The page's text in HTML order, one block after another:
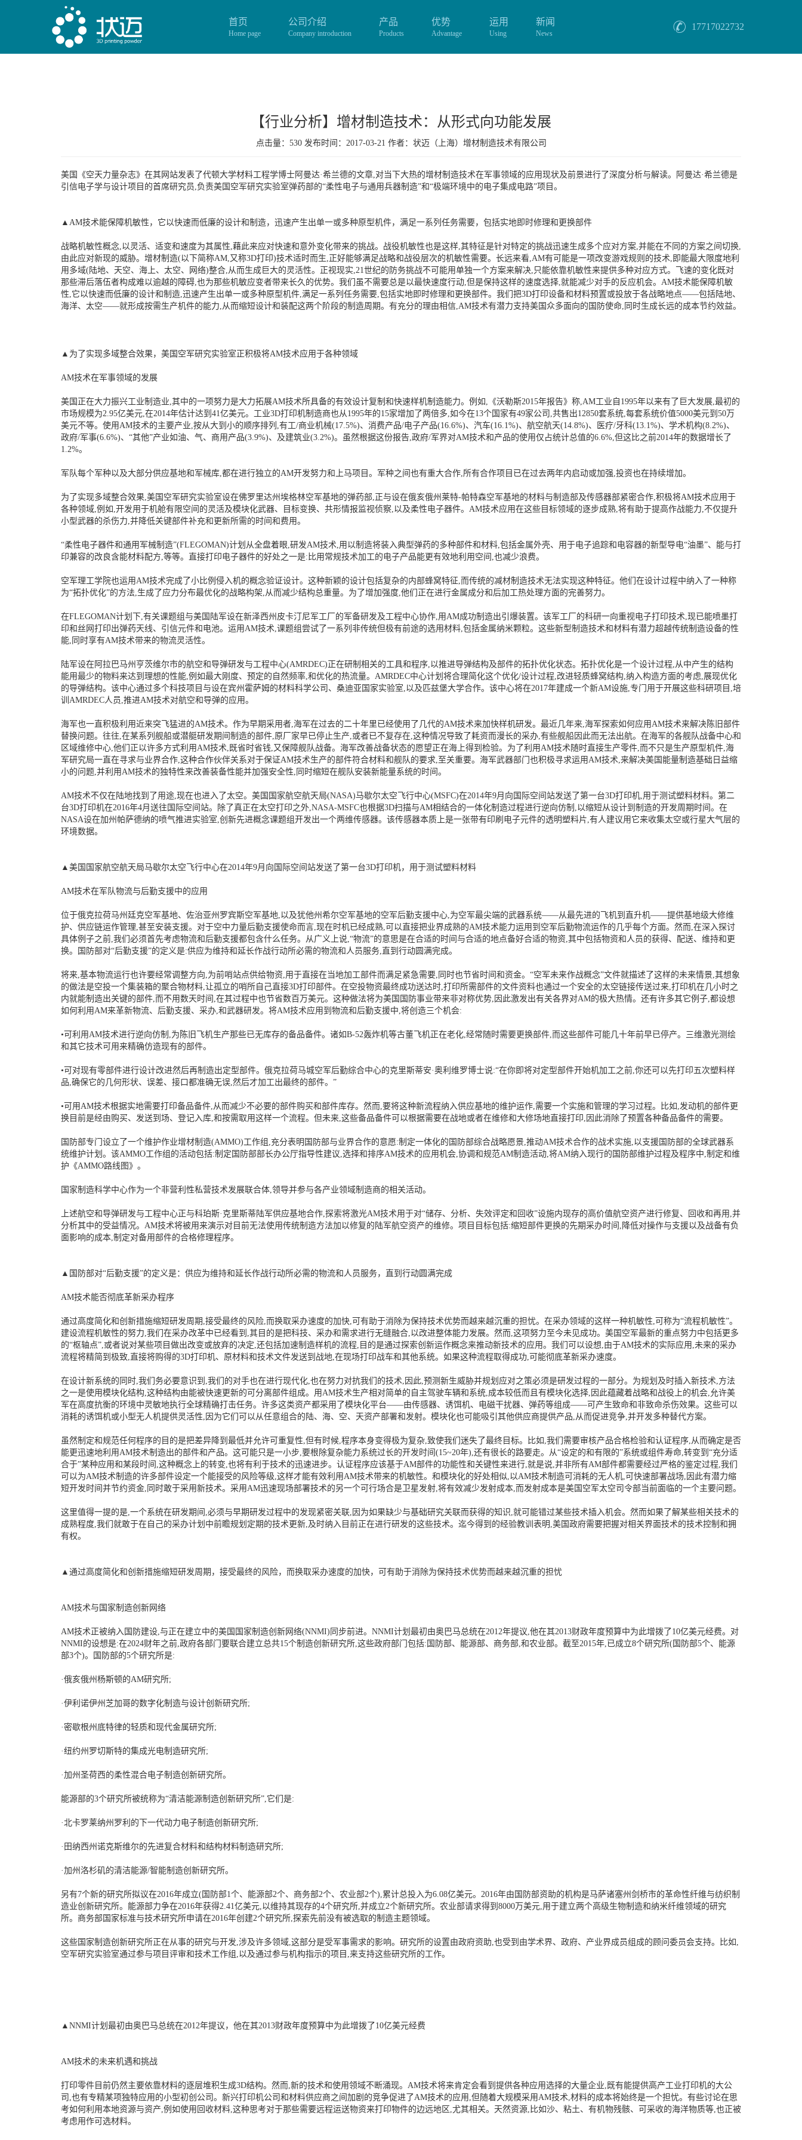
首页
Home page
公司介绍
Company introduction
产品
Products
优势
Advantage
运用
Using
新闻
News
17717022732
【行业分析】增材制造技术：从形式向功能发展
点击量：530 发布时间：2017-03-21 作者： 状迈（上海）增材制造技术有限公司
美国《空天力量杂志》在其网站发表了代顿大学材料工程学博士阿曼达·希兰德的文章,对当下大热的增材制造技术在军事领域的应用现状及前景进行了深度分析与解读。阿曼达·希兰德是
引信电子学与设计项目的首席研究员,负责美国空军研究实验室弹药部的“柔性电子与通用兵器制造”和“极端环境中的电子集成电路”项目。
▲AM技术能保障机敏性，它以快速而低廉的设计和制造，迅速产生出单一或多种原型机件，满足一系列任务需要，包括实地即时修理和更换部件
战略机敏性概念,以灵活、适变和速度为其属性,藉此来应对快速和意外变化带来的挑战。战役机敏性也是这样,其特征是针对特定的挑战迅速生成多个应对方案,并能在不同的方案之间切换,
由此应对新现的威胁。增材制造(以下简称AM,又称3D打印)技术适时而生,正好能够满足战略和战役层次的机敏性需要。长远来看,AM有可能是一项改变游戏规则的技术,即能最大限度地利
用多域(陆地、天空、海上、太空、网络)整合,从而生成巨大的灵活性。正视现实,21世纪的防务挑战不可能用单独一个方案来解决,只能依靠机敏性来提供多种对应方式。飞速的变化既对
那些滞后落伍者构成难以逾越的障碍,也为那些机敏应变者带来长久的优势。我们虽不需要总是以最快速度行动,但是保持这样的速度选择,就能减少对手的反应机会。AM技术能保障机敏
性,它以快速而低廉的设计和制造,迅速产生出单一或多种原型机件,满足一系列任务需要,包括实地即时修理和更换部件。我们把3D打印设备和材料预置或投放于各战略地点——包括陆地、
海洋、太空——就形成按需生产机件的能力,从而缩短设计和装配这两个阶段的制造周期。有充分的理由相信,AM技术有潜力支持美国众多面向的国防使命,同时生成长远的成本节约效益。
▲为了实现多域整合效果，美国空军研究实验室正积极将AM技术应用于各种领域
AM技术在军事领域的发展
美国正在大力振兴工业制造业,其中的一项努力是大力拓展AM技术所具备的有效设计复制和快速样机制造能力。例如,《沃勒斯2015年报告》称,AM工业自1995年以来有了巨大发展,最初的
市场规模为2.95亿美元,在2014年估计达到41亿美元。工业3D打印机制造商也从1995年的15家增加了两倍多,如今在13个国家有49家公司,共售出12850套系统,每套系统价值5000美元到50万
美元不等。使用AM技术的主要产业,按从大到小的顺序排列,有工/商业机械(17.5%)、消费产品/电子产品(16.6%)、汽车(16.1%)、航空航天(14.8%)、医疗/牙科(13.1%)、学术机构(8.2%)、
政府/军事(6.6%)、“其他”产业如油、气、商用产品(3.9%)、及建筑业(3.2%)。虽然根据这份报告,政府/军界对AM技术和产品的使用仅占统计总值的6.6%,但这比之前2014年的数据增长了
1.2%。
军队每个军种以及大部分供应基地和军械库,都在进行独立的AM开发努力和上马项目。军种之间也有重大合作,所有合作项目已在过去两年内启动或加强,投资也在持续增加。
为了实现多域整合效果,美国空军研究实验室设在佛罗里达州埃格林空军基地的弹药部,正与设在俄亥俄州莱特-帕特森空军基地的材料与制造部及传感器部紧密合作,积极将AM技术应用于
各种领域,例如,开发用于机舱有限空间的灵活及模块化武器、目标变换、共形情报监视侦察,以及柔性电子器件。AM技术应用在这些目标领域的逐步成熟,将有助于提高作战能力,不仅提升
小型武器的杀伤力,并降低关键部件补充和更新所需的时间和费用。
“柔性电子器件和通用军械制造”(FLEGOMAN)计划从全盘着眼,研发AM技术,用以制造将装入典型弹药的多种部件和材料,包括金属外壳、用于电子追踪和电容器的新型导电“油墨”、能与打
印兼容的改良含能材料配方,等等。直接打印电子器件的好处之一是:比用常规技术加工的电子产品能更有效地利用空间,也减少浪费。
空军理工学院也运用AM技术完成了小比例侵入机的概念验证设计。这种新颖的设计包括复杂的内部蜂窝特征,而传统的减材制造技术无法实现这种特征。他们在设计过程中纳入了一种称
为“拓扑优化”的方法,生成了应力分布最优化的战略构架,从而减少结构总重量。为了增加强度,他们正在进行金属成分和后加工热处理方面的完善努力。
在FLEGOMAN计划下,有关课题组与美国陆军设在新泽西州皮卡汀尼军工厂的军备研发及工程中心协作,用AM成功制造出引爆装置。该军工厂的科研一向重视电子打印技术,现已能喷墨打
印和丝网打印出弹药天线、引信元件和电池。运用AM技术,课题组尝试了一系列非传统但极有前途的选用材料,包括金属纳米颗粒。这些新型制造技术和材料有潜力超越传统制造设备的性
能,同时享有AM技术带来的物流灵活性。
陆军设在阿拉巴马州亨茨维尔市的航空和导弹研发与工程中心(AMRDEC)正在研制相关的工具和程序,以推进导弹结构及部件的拓扑优化状态。拓扑优化是一个设计过程,从中产生的结构
能用最少的物料来达到理想的性能,例如最大刚度、预定的自然频率,和优化的热流量。AMRDEC中心计划将合理简化这个优化/设计过程,改进轻质蜂窝结构,纳入构造方面的考虑,展现优化
的导弹结构。该中心通过多个科技项目与设在宾州霍萨姆的材料科学公司、桑迪亚国家实验室,以及匹兹堡大学合作。该中心将在2017年建成一个新AM设施,专门用于开展这些科研项目,培
训AMRDEC人员,推进AM技术对航空和导弹的应用。
海军也一直积极利用近来突飞猛进的AM技术。作为早期采用者,海军在过去的二十年里已经使用了几代的AM技术来加快样机研发。最近几年来,海军探索如何应用AM技术来解决陈旧部件
替换问题。往往,在某系列舰船或潜艇研发期间制造的部件,原厂家早已停止生产,或者已不复存在,这种情况导致了耗资而漫长的采办,有些舰船因此而无法出航。在海军的各舰队战备中心和
区域维修中心,他们正以许多方式利用AM技术,既省时省钱,又保障舰队战备。海军改善战备状态的愿望正在海上得到检验。为了利用AM技术随时直接生产零件,而不只是生产原型机件,海
军研究局一直在寻求与业界合作,这种合作伙伴关系对于保证AM技术生产的部件符合材料和舰队的要求,至关重要。海军武器部门也积极寻求运用AM技术,来解决美国能量制造基础日益缩
小的问题,并利用AM技术的独特性来改善装备性能并加强安全性,同时缩短在舰队安装新能量系统的时间。
AM技术不仅在陆地找到了用途,现在也进入了太空。美国国家航空航天局(NASA)马歇尔太空飞行中心(MSFC)在2014年9月向国际空间站发送了第一台3D打印机,用于测试塑料材料。第二
台3D打印机在2016年4月送往国际空间站。除了真正在太空打印之外,NASA-MSFC也根据3D扫描与AM相结合的一体化制造过程进行逆向仿制,以缩短从设计到制造的开发周期时间。在
NASA设在加州帕萨德纳的喷气推进实验室,创新先进概念课题组开发出一个两维传感器。该传感器本质上是一张带有印刷电子元件的透明塑料片,有人建议用它来收集太空或行星大气层的
环境数据。
▲美国国家航空航天局马歇尔太空飞行中心在2014年9月向国际空间站发送了第一台3D打印机，用于测试塑料材料
AM技术在军队物流与后勤支援中的应用
位于俄克拉荷马州廷克空军基地、佐治亚州罗宾斯空军基地,以及犹他州希尔空军基地的空军后勤支援中心,为空军最尖端的武器系统——从最先进的飞机到直升机——提供基地级大修维
护、供应链运作管理,甚至安装支援。对于空中力量后勤支援使命而言,现在时机已经成熟,可以直接把业界成熟的AM技术能力运用到空军后勤物流运作的几乎每个方面。然而,在深入探讨
具体例子之前,我们必须首先考虑物流和后勤支援都包含什么任务。从广义上说,“物流”的意思是在合适的时间与合适的地点备好合适的物资,其中包括物资和人员的获得、配送、维持和更
换。国防部对“后勤支援”的定义是:供应为维持和延长作战行动所必需的物流和人员服务,直到行动圆满完成。
将来,基本物流运行也许要经常调整方向,为前哨站点供给物资,用于直接在当地加工部件而满足紧急需要,同时也节省时间和资金。“空军未来作战概念”文件就描述了这样的未来情景,其想象
的做法是空投一个集装箱的聚合物材料,让孤立的哨所自己直接3D打印部件。在空投物资最终成功送达时,打印所需部件的文件资料也通过一个安全的太空链接传送过来,打印机在几小时之
内就能制造出关键的部件,而不用数天时间,在其过程中也节省数百万美元。这种做法将为美国国防事业带来非对称优势,因此激发出有关各界对AM的极大热情。还有许多其它例子,都设想
如何利用AM来革新物流、后勤支援、采办,和武器研发。将AM技术应用到物流和后勤支援中,将创造三个机会:
•可利用AM技术进行逆向仿制,为陈旧飞机生产那些已无库存的备品备件。诸如B-52轰炸机等古董飞机正在老化,经常随时需要更换部件,而这些部件可能几十年前早已停产。三维激光测绘
和其它技术可用来精确仿造现有的部件。
•可对现有零部件进行设计改进然后再制造出定型部件。俄克拉荷马城空军后勤综合中心的克里斯蒂安·奥利维罗博士说:“在你即将对定型部件开始机加工之前,你还可以先打印五次塑料样
品,确保它的几何形状、误差、接口都准确无误,然后才加工出最终的部件。”
•可用AM技术根据实地需要打印备品备件,从而减少不必要的部件购买和部件库存。然而,要将这种新流程纳入供应基地的维护运作,需要一个实施和管理的学习过程。比如,发动机的部件更
换目前是经由购买、发送到场、登记入库,和按需取用这样一个流程。但未来,这些备品备件可以根据需要在战地或者在维修和大修场地直接打印,因此消除了预置各种备品备件的需要。
国防部专门设立了一个维护作业增材制造(AMMO)工作组,充分表明国防部与业界合作的意愿:制定一体化的国防部综合战略愿景,推动AM技术合作的战术实施,以支援国防部的全球武器系
统维护计划。该AMMO工作组的活动包括:制定国防部部长办公厅指导性建议,选择和排序AM技术的应用机会,协调和规范AM制造活动,将AM纳入现行的国防部维护过程及程序中,制定和维
护《AMMO路线图》。
国家制造科学中心作为一个非营利性私营技术发展联合体,领导并参与各产业领域制造商的相关活动。
上述航空和导弹研发与工程中心正与科珀斯·克里斯蒂陆军供应基地合作,探索将激光AM技术用于对“储存、分析、失效评定和回收”设施内现存的高价值航空资产进行修复、回收和再用,并
分析其中的受益情况。AM技术将被用来演示对目前无法使用传统制造方法加以修复的陆军航空资产的维修。项目目标包括:缩短部件更换的先期采办时间,降低对操作与支援以及战备有负
面影响的成本,制定对备用部件的合格修理程序。
▲国防部对“后勤支援”的定义是：供应为维持和延长作战行动所必需的物流和人员服务，直到行动圆满完成
AM技术能否彻底革新采办程序
通过高度简化和创新措施缩短研发周期,接受最终的风险,而换取采办速度的加快,可有助于消除为保持技术优势而越来越沉重的担忧。在采办领域的这样一种机敏性,可称为“流程机敏性”。
建设流程机敏性的努力,我们在采办改革中已经看到,其目的是把科技、采办和需求进行无缝融合,以改进整体能力发展。然而,这项努力至今未见成功。美国空军最新的重点努力中包括更多
的“枢轴点”,或者说对某些项目做出改变或放弃的决定,还包括加速制造样机的流程,目的是通过探索创新运作概念来推动新技术的应用。我们可以设想,由于AM技术的实际应用,未来的采办
流程将精简到极致,直接将购得的3D打印机、原材料和技术文件发送到战地,在现场打印战车和其他系统。如果这种流程取得成功,可能彻底革新采办速度。
在设计新系统的同时,我们务必要意识到,我们的对手也在进行现代化,也在努力对抗我们的技术,因此,预测新生威胁并规划应对之策必须是研发过程的一部分。为规划及时插入新技术,方法
之一是使用模块化结构,这种结构由能被快速更新的可分离部件组成。用AM技术生产相对简单的自主驾驶车辆和系统,成本较低而且有模块化选择,因此蕴藏着战略和战役上的机会,允许美
军在高度抗衡的环境中灵敏地执行全球精确打击任务。许多这类资产都采用了模块化平台——由传感器、诱饵机、电磁干扰器、弹药等组成——可产生致命和非致命杀伤效果。这些可以
消耗的诱饵机或小型无人机提供灵活性,因为它们可以从任意组合的陆、海、空、天资产部署和发射。模块化也可能吸引其他供应商提供产品,从而促进竞争,并开发多种替代方案。
虽然制定和规范任何程序的目的是把差异降到最低并允许可重复性,但有时候,程序本身变得极为复杂,致使我们迷失了最终目标。比如,我们需要审核产品合格检验和认证程序,从而确定是否
能更迅速地利用AM技术制造出的部件和产品。这可能只是一小步,要根除复杂能力系统过长的开发时间(15~20年),还有很长的路要走。从“设定的和有限的”系统或组件寿命,转变到“充分适
合于”某种应用和某段时间,这种概念上的转变,也将有利于技术的迅速进步。认证程序应该基于AM部件的功能性和关键性来进行,就是说,并非所有AM部件都需要经过严格的鉴定过程,我们
可以为AM技术制造的许多部件设定一个能接受的风险等级,这样才能有效利用AM技术带来的机敏性。和模块化的好处相似,以AM技术制造可消耗的无人机,可快速部署战场,因此有潜力缩
短开发时间并节约资金,同时敢于采用新技术。采用AM迅速现场部署技术的另一个可行场合是卫星发射,将有效减少发射成本,而发射成本是美国空军太空司令部当前面临的一个主要问题。
这里值得一提的是,一个系统在研发期间,必须与早期研发过程中的发现紧密关联,因为如果缺少与基础研究关联而获得的知识,就可能错过某些技术插入机会。然而如果了解某些相关技术的
成熟程度,我们就敢于在自己的采办计划中前瞻规划定期的技术更新,及时纳入目前正在进行研发的这些技术。迄今得到的经验教训表明,美国政府需要把握对相关界面技术的技术控制和拥
有权。
▲通过高度简化和创新措施缩短研发周期，接受最终的风险，而换取采办速度的加快，可有助于消除为保持技术优势而越来越沉重的担忧
AM技术与国家制造创新网络
AM技术正被纳入国防建设,与正在建立中的美国国家制造创新网络(NNMI)同步前进。NNMI计划最初由奥巴马总统在2012年提议,他在其2013财政年度预算中为此增拨了10亿美元经费。对
NNMI的设想是:在2024财年之前,政府各部门要联合建立总共15个制造创新研究所,这些政府部门包括:国防部、能源部、商务部,和农业部。截至2015年,已成立8个研究所(国防部5个、能源
部3个)。国防部的5个研究所是:
·俄亥俄州杨斯顿的AM研究所;
·伊利诺伊州芝加哥的数字化制造与设计创新研究所;
·密歇根州底特律的轻质和现代金属研究所;
·纽约州罗切斯特的集成光电制造研究所;
·加州圣荷西的柔性混合电子制造创新研究所。
能源部的3个研究所被统称为“清洁能源制造创新研究所”,它们是:
·北卡罗莱纳州罗利的下一代动力电子制造创新研究所;
·田纳西州诺克斯维尔的先进复合材料和结构材料制造研究所;
·加州洛杉矶的清洁能源/智能制造创新研究所。
另有7个新的研究所拟议在2016年成立(国防部1个、能源部2个、商务部2个、农业部2个),累计总投入为6.08亿美元。2016年由国防部资助的机构是马萨诸塞州剑桥市的革命性纤维与纺织制
造业创新研究所。能源部力争在2016年获得2.41亿美元,以维持其现存的4个研究所,并成立2个新研究所。农业部请求得到8000万美元,用于建立两个高级生物制造和纳米纤维领域的研究
所。商务部国家标准与技术研究所申请在2016年创建2个研究所,探索先前没有被选取的制造主题领域。
这些国家制造创新研究所正在从事的研究与开发,涉及许多领域,这部分是受军事需求的影响。研究所的设置由政府资助,也受到由学术界、政府、产业界成员组成的顾问委员会支持。比如,
空军研究实验室通过参与项目评审和技术工作组,以及通过参与机构指示的项目,来支持这些研究所的工作。
▲NNMI计划最初由奥巴马总统在2012年提议，他在其2013财政年度预算中为此增拨了10亿美元经费
AM技术的未来机遇和挑战
打印零件目前仍然主要依靠材料的逐层堆积生成3D结构。然而,新的技术和使用领域不断涌现。AM技术将来肯定会看到提供各种应用选择的大量企业,既有能提供高产工业打印机的大公
司,也有专精某项独特应用的小型初创公司。新兴打印机公司和材料供应商之间加剧的竞争促进了AM技术的应用,但随着大规模采用AM技术,材料的成本将始终是一个担忧。有些讨论在思
考如何利用本地资源与资产,例如使用回收材料,这种思考对于那些需要远程运送物资来打印物件的边远地区,尤其相关。天然资源,比如沙、粘土、有机物残骸、可采收的海洋物质等,也正被
考虑用作可选材料。